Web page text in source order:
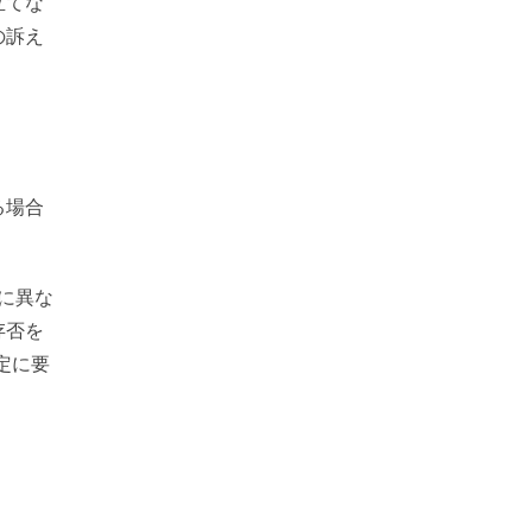
え
場合
異な
否を
に要